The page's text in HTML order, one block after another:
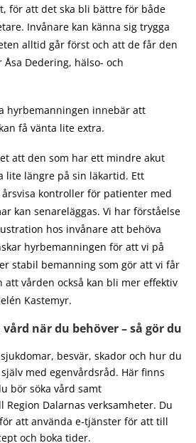
för att det ska bli bättre för både
Invånare kan känna sig trygga
alltid går först och att de får den
Dedering, hälso- och
hyrbemanningen innebär att
få vänta lite extra.
att den som har ett mindre akut
lite längre på sin läkartid. Ett
kontroller för patienter med
kan senareläggas. Vi har förståelse
hos invånare att behöva
hyrbemanningen för att vi på
stabil bemanning som gör att vi får
att vården också kan bli mer effektiv
Kastemyr.
när du behöver – så gör du
besvär, skador och hur du
med egenvårdsråd. Här finns
bör söka vård samt
Dalarnas verksamheter. Du
att använda e-tjänster för att till
och boka tider.